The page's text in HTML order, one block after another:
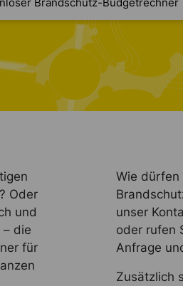
Oder
und
die
für
Wie dürfen
unser
oder rufen
Anfrage
Zusätzlich